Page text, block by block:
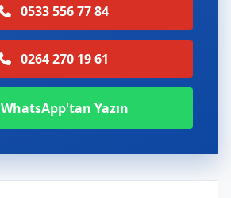
0533 556 77 84
0264 270 19 61
WhatsApp'tan Yazın